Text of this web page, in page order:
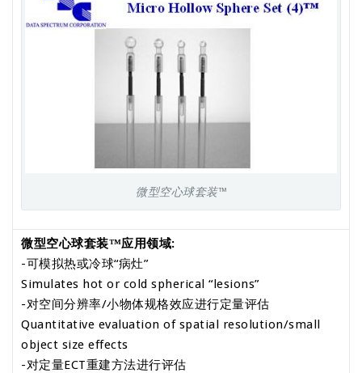
微型空心球套装™
微型空心球套装™应用领域:
-可模拟热或冷球“病灶”
Simulates hot or cold spherical “lesions”
-对空间分辨率/小物体规格效应进行定量评估
Quantitative evaluation of spatial resolution/small
object size effects
-对定量ECT重建方法进行评估